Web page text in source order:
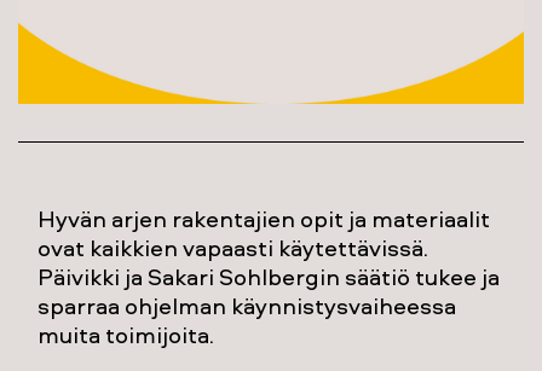
Hyvän arjen rakentajien opit ja materiaalit
ovat kaikkien vapaasti käytettävissä.
Päivikki ja Sakari Sohlbergin säätiö tukee ja
sparraa ohjelman käynnistysvaiheessa
muita toimijoita.